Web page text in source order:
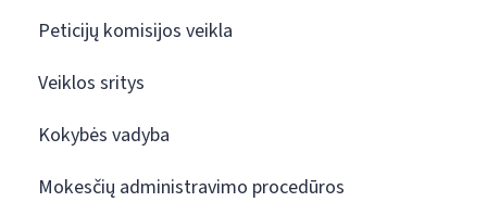
Peticijų komisijos veikla
Veiklos sritys
Kokybės vadyba
Mokesčių administravimo procedūros